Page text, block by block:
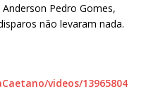
Pedro Gomes,
não levaram nada.
videos/13965804